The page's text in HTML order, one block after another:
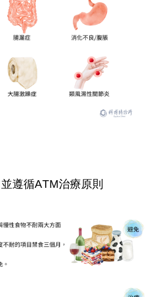
遵循ATM治療原則